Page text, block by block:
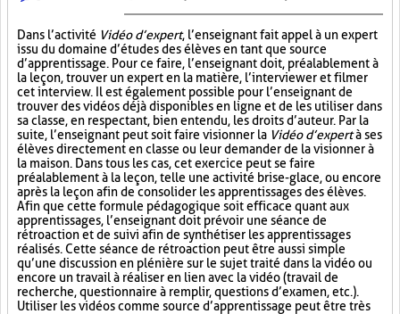
Dans l’activité Vidéo d’expert, l’enseignant fait appel à un expert
issu du domaine d’études des élèves en tant que source
d’apprentissage. Pour ce faire, l’enseignant doit, préalablement à
la leçon, trouver un expert en la matière, l’interviewer et filmer
cet interview. Il est également possible pour l’enseignant de
trouver des vidéos déjà disponibles en ligne et de les utiliser dans
sa classe, en respectant, bien entendu, les droits d’auteur. Par la
suite, l’enseignant peut soit faire visionner la Vidéo d’expertà ses
élèves directement en classe ou leur demander de la visionner à
la maison. Dans tous les cas, cet exercice peut se faire
préalablement à la leçon, telle une activité brise-glace, ou encore
après la leçon afin de consolider les apprentissages des élèves.
Afin que cette formule pédagogique soit efficace quant aux
apprentissages, l’enseignant doit prévoir une séance de
rétroaction et de suivi afin de synthétiser les apprentissages
réalisés. Cette séance de rétroaction peut être aussi simple
qu’une discussion en plénière sur le sujet traité dans la vidéo ou
encore un travail à réaliser en lien avec la vidéo (travail de
recherche, questionnaire à remplir, questions d’examen, etc.).
Utiliser les vidéos comme source d’apprentissage peut être très